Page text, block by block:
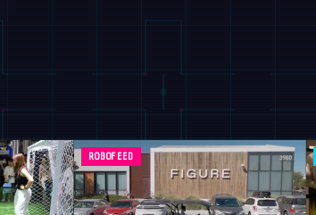
ROBOFEED